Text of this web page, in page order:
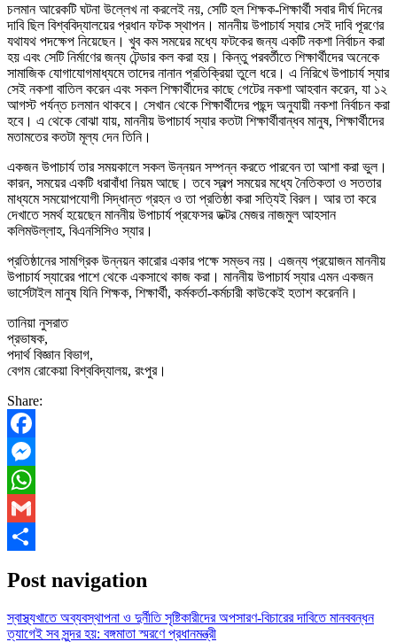
চলমান আরেকটি ঘটনা উল্লেখ না করলেই নয়, সেটি হল শিক্ষক-শিক্ষার্থী সবার দীর্ঘ দিনের
দাবি ছিল বিশ্ববিদ্যালয়ের প্রধান ফটক স্থাপন। মাননীয় উপাচার্য স্যার সেই দাবি পূরণের
যথাযথ পদক্ষেপ নিয়েছেন। খুব কম সময়ের মধ্যে ফটকের জন্য একটি নকশা নির্বাচন করা
হয় এবং সেটি নির্মাণের জন্য টেন্ডার কল করা হয়। কিন্তু পরবর্তীতে শিক্ষার্থীদের অনেকে
সামাজিক যোগাযোগমাধ্যমে তাদের নানান প্রতিক্রিয়া তুলে ধরে। এ নিরিখে উপাচার্য স্যার
সেই নকশা বাতিল করেন এবং সকল শিক্ষার্থীদের কাছে গেটের নকশা আহবান করেন, যা ১২
আগস্ট পর্যন্ত চলমান থাকবে। সেখান থেকে শিক্ষার্থীদের পছন্দ অনুযায়ী নকশা নির্বাচন করা
হবে। এ থেকে বোঝা যায়, মাননীয় উপাচার্য স্যার কতটা শিক্ষার্থীবান্ধব মানুষ, শিক্ষার্থীদের
মতামতের কতটা মূল্য দেন তিনি।
একজন উপাচার্য তার সময়কালে সকল উন্নয়ন সম্পন্ন করতে পারবেন তা আশা করা ভুল।
কারন, সময়ের একটি ধরাবাঁধা নিয়ম আছে। তবে স্বল্প সময়ের মধ্যে নৈতিকতা ও সততার
মাধ্যমে সময়োপযোগী সিদ্ধান্ত গ্রহন ও তা প্রতিষ্ঠা করা সত্যিই বিরল। আর তা করে
দেখাতে সমর্থ হয়েছেন মাননীয় উপাচার্য প্রফেসর ডক্টর মেজর নাজমুল আহসান
কলিমউল্লাহ, বিএনসিসিও স্যার।
প্রতিষ্ঠানের সামগ্রিক উন্নয়ন কারোর একার পক্ষে সম্ভব নয়। এজন্য প্রয়োজন মাননীয়
উপাচার্য স্যারের পাশে থেকে একসাথে কাজ করা। মাননীয় উপাচার্য স্যার এমন একজন
ভার্সেটাইল মানুষ যিনি শিক্ষক, শিক্ষার্থী, কর্মকর্তা-কর্মচারী কাউকেই হতাশ করেননি।
তানিয়া নুসরাত
প্রভাষক,
পদার্থ বিজ্ঞান বিভাগ,
বেগম রোকেয়া বিশ্ববিদ্যালয়, রংপুর।
Share:
Facebook
Messenger
WhatsApp
Gmail
Post navigation
স্বাস্থ্যখাতে অব্যবস্থাপনা ও দুর্নীতি সৃষ্টিকারীদের অপসারণ-বিচারের দাবিতে মানববন্ধন
ত্যাগেই সব সুন্দর হয়: বঙ্গমাতা স্মরণে প্রধানমন্ত্রী